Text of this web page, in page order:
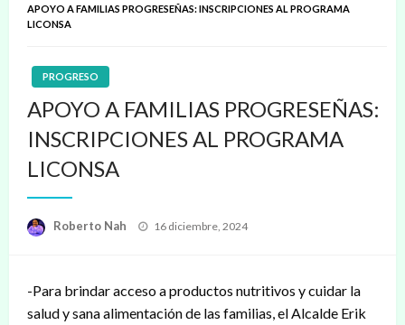
APOYO A FAMILIAS PROGRESEÑAS: INSCRIPCIONES AL PROGRAMA
LICONSA
PROGRESO
APOYO A FAMILIAS PROGRESEÑAS:
INSCRIPCIONES AL PROGRAMA
LICONSA
Roberto Nah
Publicado
16 diciembre, 2024
-Para brindar acceso a productos nutritivos y cuidar la
salud y sana alimentación de las familias, el Alcalde Erik